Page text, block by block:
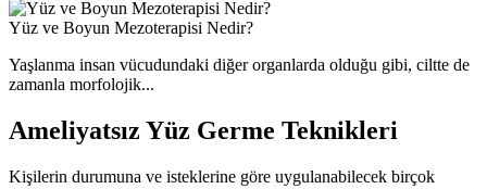
Yüz ve Boyun Mezoterapisi Nedir?
Yaşlanma insan vücudundaki diğer organlarda olduğu gibi, ciltte de
zamanla morfolojik...
Ameliyatsız Yüz Germe Teknikleri
Kişilerin durumuna ve isteklerine göre uygulanabilecek birçok